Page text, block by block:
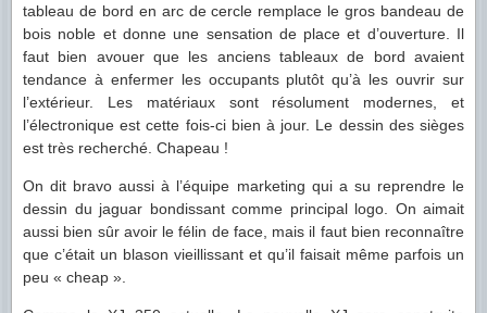
tableau de bord en arc de cercle remplace le gros bandeau de
bois noble et donne une sensation de place et d’ouverture. Il
faut bien avouer que les anciens tableaux de bord avaient
tendance à enfermer les occupants plutôt qu’à les ouvrir sur
l’extérieur. Les matériaux sont résolument modernes, et
l’électronique est cette fois-ci bien à jour. Le dessin des sièges
est très recherché. Chapeau !
On dit bravo aussi à l’équipe marketing qui a su reprendre le
dessin du jaguar bondissant comme principal logo. On aimait
aussi bien sûr avoir le félin de face, mais il faut bien reconnaître
que c’était un blason vieillissant et qu’il faisait même parfois un
peu « cheap ».